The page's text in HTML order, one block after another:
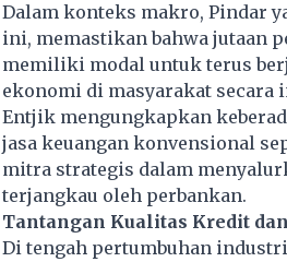
Dalam konteks makro, Pindar
ini, memastikan bahwa jutaan
memiliki modal untuk terus
ekonomi di masyarakat secara
Entjik mengungkapkan
jasa keuangan konvensional
mitra strategis dalam
terjangkau oleh perbankan.
Tantangan Kualitas Kredit
Di tengah pertumbuhan